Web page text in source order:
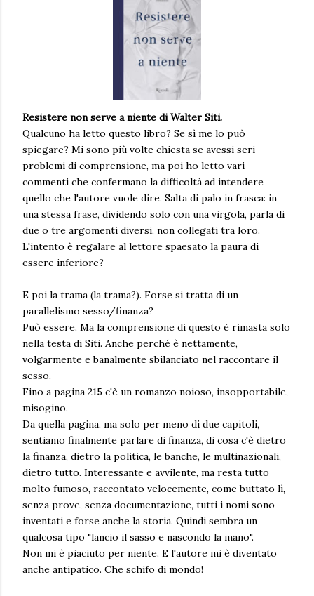
Resistere non serve a niente di Walter Siti.
Qualcuno ha letto questo libro? Se sì me lo può
spiegare? Mi sono più volte chiesta se avessi seri
problemi di comprensione, ma poi ho letto vari
commenti che confermano la difficoltà ad intendere
quello che l'autore vuole dire. Salta di palo in frasca: in
una stessa frase, dividendo solo con una virgola, parla di
due o tre argomenti diversi, non collegati tra loro.
L'intento è regalare al lettore spaesato la paura di
essere inferiore?
E poi la trama (la trama?). Forse si tratta di un
parallelismo sesso/finanza?
Può essere. Ma la comprensione di questo è rimasta solo
nella testa di Siti. Anche perché è nettamente,
volgarmente e banalmente sbilanciato nel raccontare il
sesso.
Fino a pagina 215 c'è un romanzo noioso, insopportabile,
misogino.
Da quella pagina, ma solo per meno di due capitoli,
sentiamo finalmente parlare di finanza, di cosa c'è dietro
la finanza, dietro la politica, le banche, le multinazionali,
dietro tutto. Interessante e avvilente, ma resta tutto
molto fumoso, raccontato velocemente, come buttato lì,
senza prove, senza documentazione, tutti i nomi sono
inventati e forse anche la storia. Quindi sembra un
qualcosa tipo "lancio il sasso e nascondo la mano".
Non mi è piaciuto per niente. E l'autore mi è diventato
anche antipatico. Che schifo di mondo!